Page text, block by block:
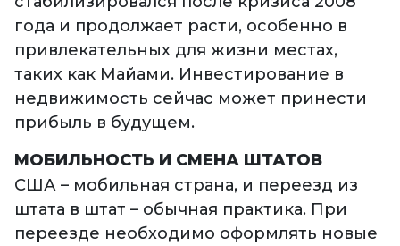
года и продолжает расти, особенно в
привлекательных для жизни местах,
таких как Майами. Инвестирование в
недвижимость сейчас может принести
прибыль в будущем.
МОБИЛЬНОСТЬ И СМЕНА ШТАТОВ
США – мобильная страна, и переезд из
штата в штат – обычная практика. При
переезде необходимо оформлять новые